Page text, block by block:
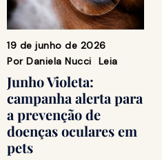
19 de junho de 2026
Por Daniela Nucci Leia
Junho Violeta:
campanha alerta para
a prevenção de
doenças oculares em
pets